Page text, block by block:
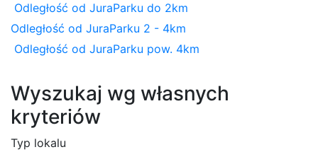
Odległość od JuraParku do 2km
Odległość od JuraParku 2 - 4km
Odległość od JuraParku pow. 4km
Wyszukaj wg własnych
kryteriów
Typ lokalu